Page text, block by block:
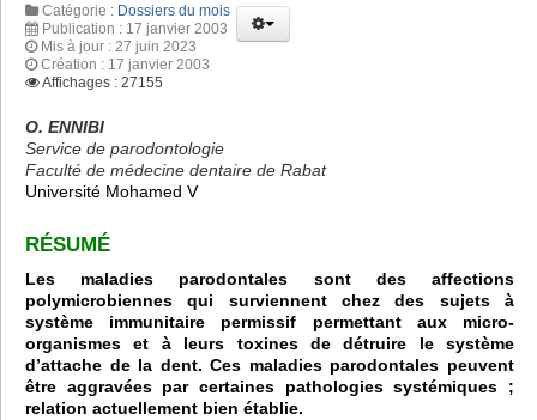
Catégorie : Dossiers du mois
Publication : 17 janvier 2003
Mis à jour : 27 juin 2023
Création : 17 janvier 2003
Affichages : 27155
O. ENNIBI
Service de parodontologie
Faculté de médecine dentaire de Rabat
Université Mohamed V
RÉSUMÉ
Les maladies parodontales sont des affections
polymicrobiennes qui surviennent chez des sujets à
système immunitaire permissif permettant aux micro-
organismes et à leurs toxines de détruire le système
d’attache de la dent. Ces maladies parodontales peuvent
être aggravées par certaines pathologies systémiques ;
relation actuellement bien établie.